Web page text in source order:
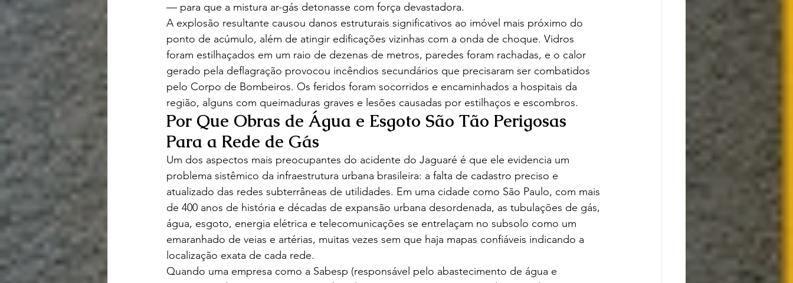
— para que a mistura ar-gás detonasse com força devastadora.
A explosão resultante causou danos estruturais significativos ao imóvel mais próximo do
ponto de acúmulo, além de atingir edificações vizinhas com a onda de choque. Vidros
foram estilhaçados em um raio de dezenas de metros, paredes foram rachadas, e o calor
gerado pela deflagração provocou incêndios secundários que precisaram ser combatidos
pelo Corpo de Bombeiros. Os feridos foram socorridos e encaminhados a hospitais da
região, alguns com queimaduras graves e lesões causadas por estilhaços e escombros.
Por Que Obras de Água e Esgoto São Tão Perigosas
Para a Rede de Gás
Um dos aspectos mais preocupantes do acidente do Jaguaré é que ele evidencia um
problema sistêmico da infraestrutura urbana brasileira: a falta de cadastro preciso e
atualizado das redes subterrâneas de utilidades. Em uma cidade como São Paulo, com mais
de 400 anos de história e décadas de expansão urbana desordenada, as tubulações de gás,
água, esgoto, energia elétrica e telecomunicações se entrelaçam no subsolo como um
emaranhado de veias e artérias, muitas vezes sem que haja mapas confiáveis indicando a
localização exata de cada rede.
Quando uma empresa como a Sabesp (responsável pelo abastecimento de água e